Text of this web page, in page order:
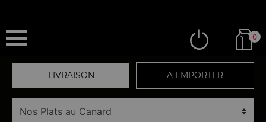
0
LIVRAISON A EMPORTER